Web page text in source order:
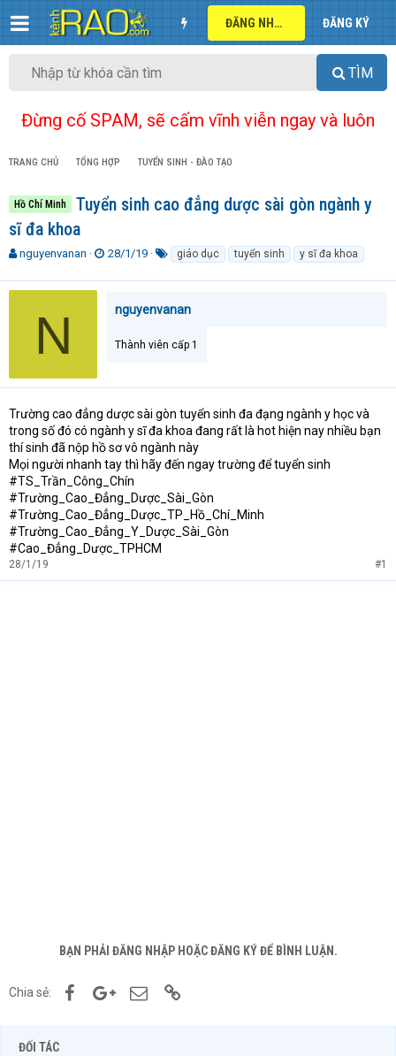
ĐĂNG NHẬP ĐĂNG KÝ
TÌM
Đừng cố SPAM, sẽ cấm vĩnh viễn ngay và luôn
TRANG CHỦ TỔNG HỢP TUYỂN SINH - ĐÀO TẠO
Hồ Chí Minh
Tuyển sinh cao đẳng dược sài gòn ngành y
sĩ đa khoa
T
r
a
t
e
r
nguyenvanan
N
à
28/1/19
k
ó
giáo dục tuyển sinh y sĩ đa khoa
N nguyenvanan
Thành viên cấp 1
Trường cao đẳng dược sài gòn tuyển sinh đa đạng ngành y học và
trong số đó có ngành y sĩ đa khoa đang rất là hot hiện nay nhiều bạn
thí sinh đã nộp hồ sơ vô ngành này
Mọi người nhanh tay thì hãy đến ngay trường để tuyển sinh
#TS_Trần_Công_Chín
#Trường_Cao_Đẳng_Dược_Sài_Gòn
#Trường_Cao_Đẳng_Dược_TP_Hồ_Chí_Minh
#Trường_Cao_Đẳng_Y_Dược_Sài_Gòn
#Cao_Đẳng_Dược_TPHCM
28/1/19 #1
BẠN PHẢI ĐĂNG NHẬP HOẶC ĐĂNG KÝ ĐỂ BÌNH LUẬN.
Chia sẻ: FacebookGoogle+Email
ĐỐI TÁC